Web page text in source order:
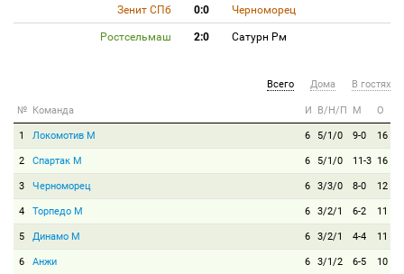
Зенит СПб 0:0 Черноморец
Ростсельмаш 2:0 Сатурн Рм
Всего Дома В гостях
№ Команда И В/Н/П М О
1 Локомотив М 6 5/1/0 9-0 16
2 Спартак М 6 5/1/0 11-3 16
3 Черноморец 6 3/3/0 8-0 12
4 Торпедо М 6 3/2/1 6-2 11
5 Динамо М 6 3/2/1 4-4 11
6 Анжи 6 3/1/2 6-5 10